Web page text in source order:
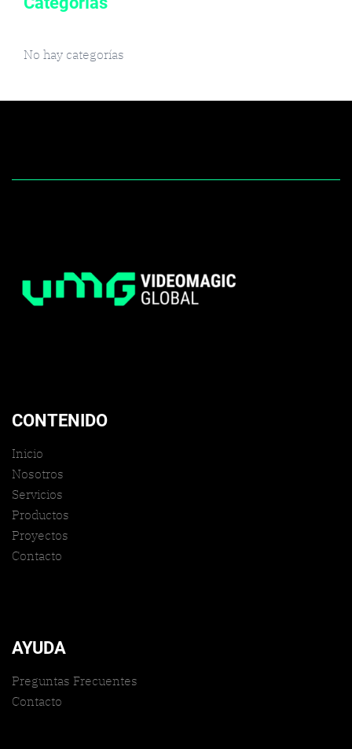
No hay categorías
CONTENIDO
Inicio
Nosotros
Servicios
Productos
Proyectos
Contacto
AYUDA
Preguntas Frecuentes
Contacto